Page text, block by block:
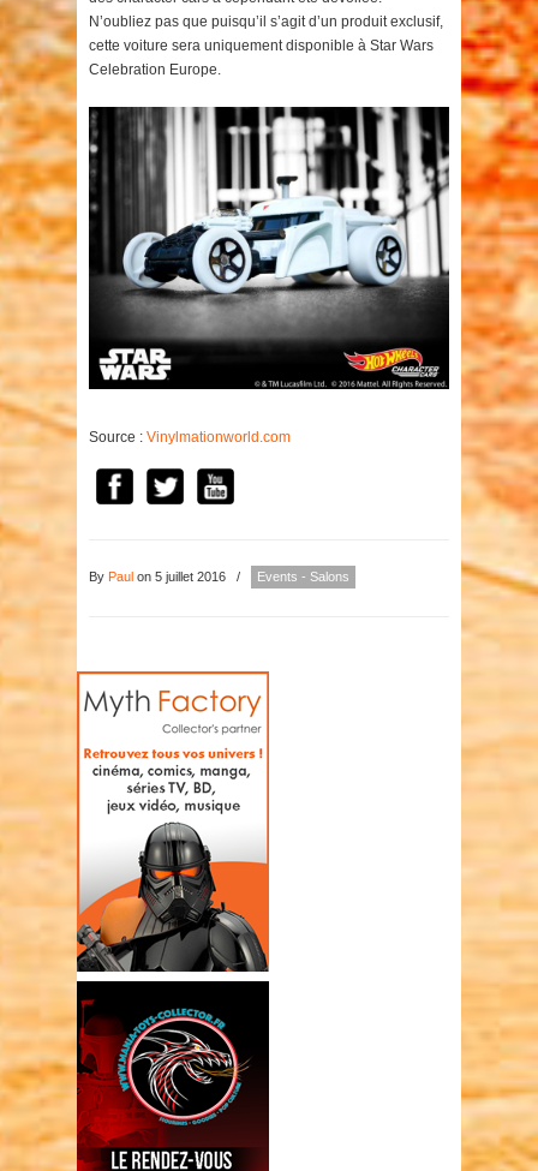
N’oubliez pas que puisqu’il s’agit d’un produit exclusif,
cette voiture sera uniquement disponible à Star Wars
Celebration Europe.
Source : Vinylmationworld.com
By Paul on 5 juillet 2016 / Events - Salons